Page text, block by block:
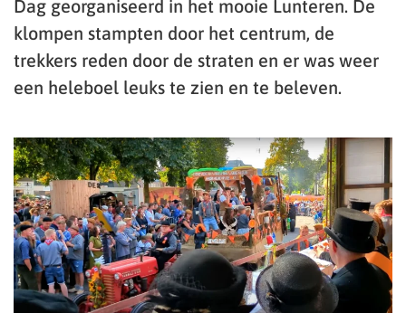
Dag georganiseerd in het mooie Lunteren. De
klompen stampten door het centrum, de
trekkers reden door de straten en er was weer
een heleboel leuks te zien en te beleven.